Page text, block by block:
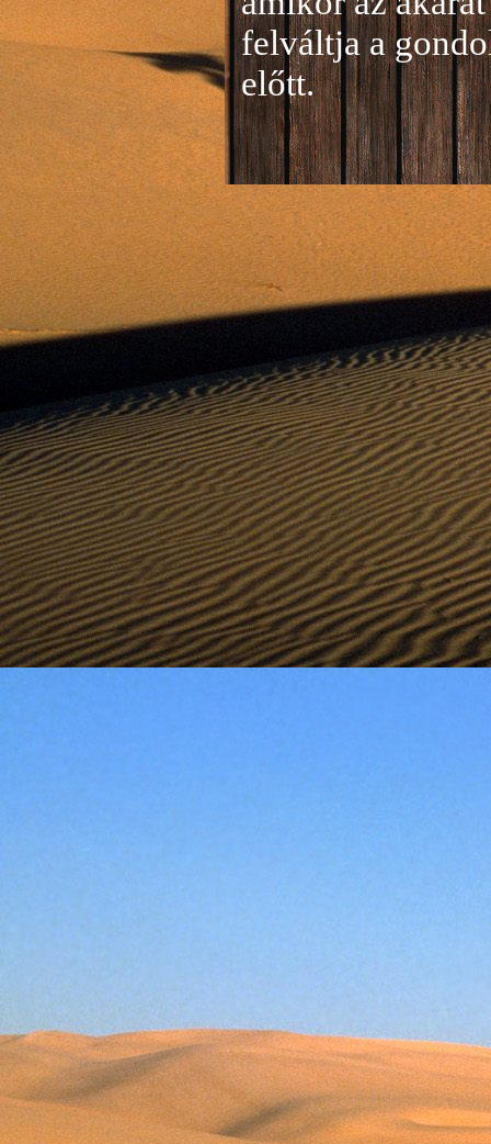
felváltja a
előtt.
Jelentkezés a
A
folyamatosan
benyújtása a je
történik mind
személyesen.
személyesen a
címen tudjátok
Kérelmeteket
2081 Piliscsaba,
e-mail:
telefonszám: